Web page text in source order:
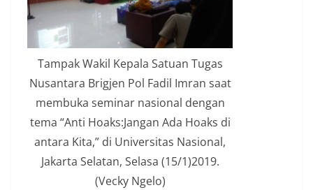
Tampak Wakil Kepala Satuan Tugas
Nusantara Brigjen Pol Fadil Imran saat
membuka seminar nasional dengan
tema “Anti Hoaks:Jangan Ada Hoaks di
antara Kita,” di Universitas Nasional,
Jakarta Selatan, Selasa (15/1)2019.
(Vecky Ngelo)